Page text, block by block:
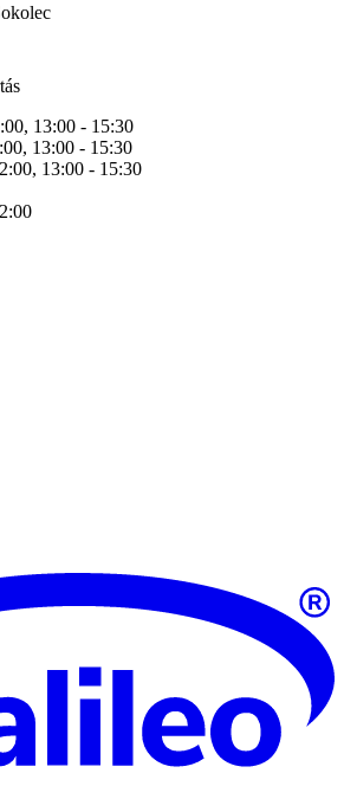
13:00 - 15:30
13:00 - 15:30
13:00 - 15:30